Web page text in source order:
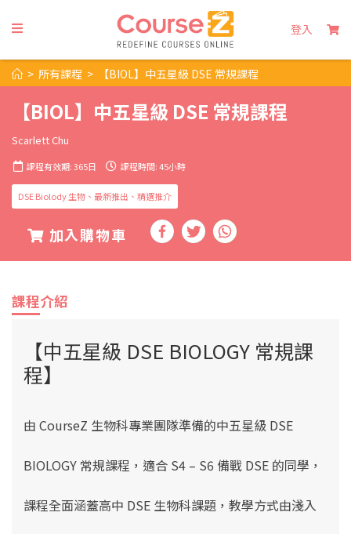
登入
> 所有課程 > 【BIOL】中五星級 DSE 常規課程
【BIOL】中五星級 DSE 常規課程
Scarlett Chu
課程有效期: 365日 課程時間: 45小時
DSE Biolody 生物、最新推出、精選推介
加入購物車
課程介紹
【中五星級 DSE BIOLOGY 常規課
程】
由 CourseZ 生物科專業團隊準備的中五星級 DSE
BIOLOGY 常規課程，適合 S4 – S6 備戰 DSE 的同學，
課程全面涵蓋高中 DSE 生物科課題，教學方式由淺入